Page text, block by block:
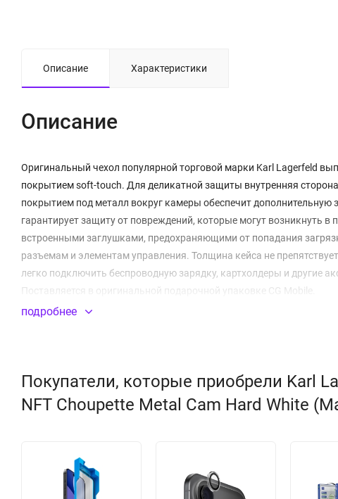
Описание Характеристики
Описание
Оригинальный чехол популярной торговой марки Karl Lagerfeld
покрытием soft-touch. Для деликатной защиты внутренняя
покрытием под металл вокруг камеры обеспечит дополнительную
гарантирует защиту от повреждений, которые могут возникнуть
встроенными заглушками, предохраняющими от попадания
разъемам и элементам управления. Толщина кейса не
легко подключить беспроводную зарядку, картхолдеры и другие
Поставляется в оригинальной подарочной упаковке CG Mobile.
подробнее
Покупатели, которые приобрели Karl
NFT Choupette Metal Cam Hard White